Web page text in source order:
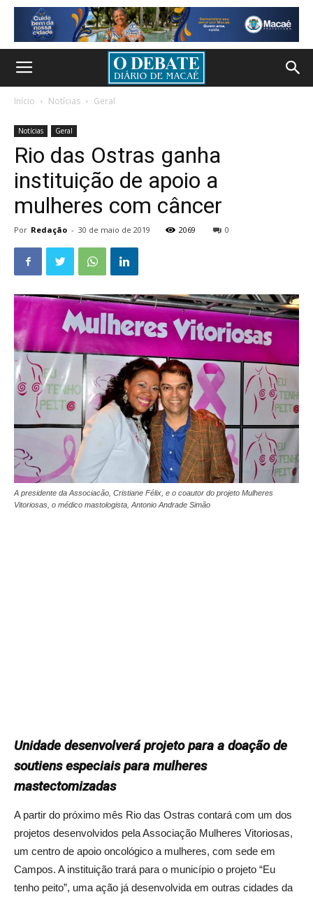
Início Notícias Geral
Notícias Geral
Rio das Ostras ganha
instituição de apoio a
mulheres com câncer
Por Redação - 30 de maio de 2019 2069 0
A presidente da Associacão, Cristiane Félix, e o coautor do projeto Mulheres
Vitoriosas, o médico mastologista, Antonio Andrade Simão
Unidade desenvolverá projeto para a doação de
soutiens especiais para mulheres
mastectomizadas
A partir do próximo mês Rio das Ostras contará com um dos
projetos desenvolvidos pela Associação Mulheres Vitoriosas,
um centro de apoio oncológico a mulheres, com sede em
Campos. A instituição trará para o município o projeto “Eu
tenho peito”, uma ação já desenvolvida em outras cidades da